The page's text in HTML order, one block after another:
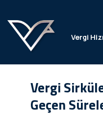
atla
Vergi
Vergi
Geçen